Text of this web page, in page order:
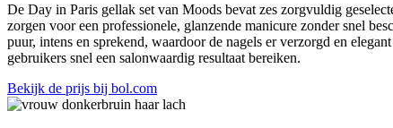
De Day in Paris gellak set van Moods bevat zes zorgvuldig
zorgen voor een professionele, glanzende manicure zonder snel
puur, intens en sprekend, waardoor de nagels er verzorgd en
gebruikers snel een salonwaardig resultaat bereiken.
Bekijk de prijs bij bol.com